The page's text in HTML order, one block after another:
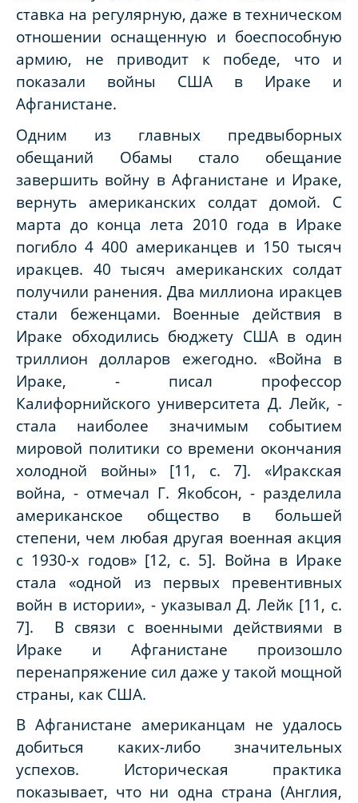
ставка на регулярную, даже в техническом
отношении оснащенную и боеспособную
армию, не приводит к победе, что и
показали войны США в Ираке и
Афганистане.
Одним из главных предвыборных
обещаний Обамы стало обещание
завершить войну в Афганистане и Ираке,
вернуть американских солдат домой. С
марта до конца лета 2010 года в Ираке
погибло 4 400 американцев и 150 тысяч
иракцев. 40 тысяч американских солдат
получили ранения. Два миллиона иракцев
стали беженцами. Военные действия в
Ираке обходились бюджету США в один
триллион долларов ежегодно. «Война в
Ираке, - писал профессор
Калифорнийского университета Д. Лейк, -
стала наиболее значимым событием
мировой политики со времени окончания
холодной войны» [11, с. 7]. «Иракская
война, - отмечал Г. Якобсон, - разделила
американское общество в большей
степени, чем любая другая военная акция
с 1930-х годов» [12, с. 5]. Война в Ираке
стала «одной из первых превентивных
войн в истории», - указывал Д. Лейк [11, с.
7]. В связи с военными действиями в
Ираке и Афганистане произошло
перенапряжение сил даже у такой мощной
страны, как США.
В Афганистане американцам не удалось
добиться каких-либо значительных
успехов. Историческая практика
показывает, что ни одна страна (Англия,